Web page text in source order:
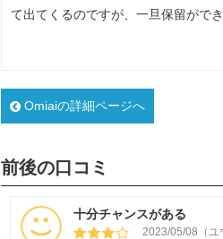
て出てくるのですが、一旦保留がで
Omiaiの詳細ページへ
前後の口コミ
十分チャンスがある
2023/05/08（ユ